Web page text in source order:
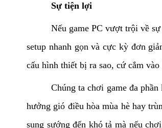
Sự tiện lợi
Nếu game PC vượt trội về
setup nhanh gọn và cực kỳ đơn
cấu hình thiết bị ra sao, cứ cắm
Chúng ta chơi game đa
hưởng gió điều hòa mùa hè hay
sung sướng đến khó tả mà nếu